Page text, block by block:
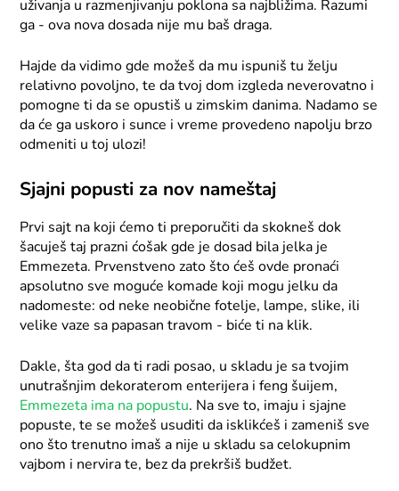
uživanja u razmenjivanju poklona sa najbližima. Razumi
ga - ova nova dosada nije mu baš draga.
Hajde da vidimo gde možeš da mu ispuniš tu želju
relativno povoljno, te da tvoj dom izgleda neverovatno i
pomogne ti da se opustiš u zimskim danima. Nadamo se
da će ga uskoro i sunce i vreme provedeno napolju brzo
odmeniti u toj ulozi!
Sjajni popusti za nov nameštaj
Prvi sajt na koji ćemo ti preporučiti da skokneš dok
šacuješ taj prazni ćošak gde je dosad bila jelka je
Emmezeta. Prvenstveno zato što ćeš ovde pronaći
apsolutno sve moguće komade koji mogu jelku da
nadomeste: od neke neobične fotelje, lampe, slike, ili
velike vaze sa papasan travom - biće ti na klik.
Dakle, šta god da ti radi posao, u skladu je sa tvojim
unutrašnjim dekoraterom enterijera i feng šuijem,
Emmezeta ima na popustu. Na sve to, imaju i sjajne
popuste, te se možeš usuditi da isklikćeš i zameniš sve
ono što trenutno imaš a nije u skladu sa celokupnim
vajbom i nervira te, bez da prekršiš budžet.